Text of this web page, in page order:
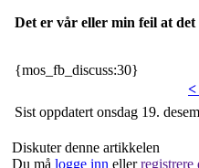
Det er vår eller min feil at
{mos_fb_discuss:30}
<
Sist oppdatert onsdag 19.
Diskuter denne artikkelen
Du må logge inn ellerregistrere